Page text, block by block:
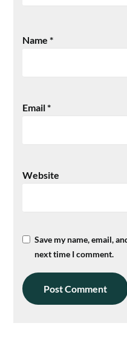
Name*
Email*
Website
Save my name, email,
next time I comment.